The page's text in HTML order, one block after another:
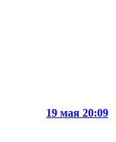
19 мая 20:09